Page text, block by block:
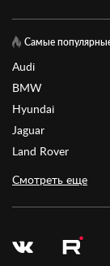
Самые
Audi
BMW
Hyundai
Jaguar
Land Rover
Смотреть еще